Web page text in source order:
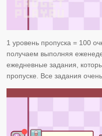
1 уровень пропуска = 100
получаем выполняя
ежедневные задания,
пропуске. Все задания